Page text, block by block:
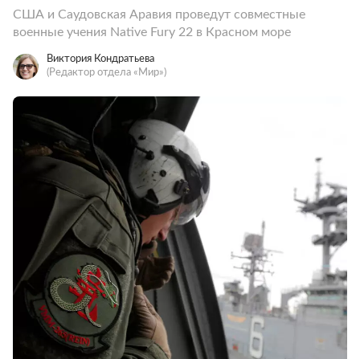
США и Саудовская Аравия проведут совместные
военные учения Native Fury 22 в Красном море
Виктория Кондратьева
(Редактор отдела «Мир»)